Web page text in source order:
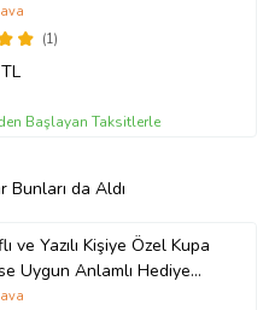
(1)
Başlayan Taksitlerle
da Aldı
ve Yazılı Kişiye Özel Kupa
Uygun Anlamlı Hediye
Kupa (Beyaz)